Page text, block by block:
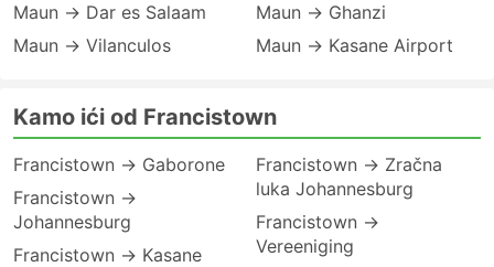
Maun → Dar es Salaam
Maun → Vilanculos
Maun → Ghanzi
Maun → Kasane Airport
Kamo ići od Francistown
Francistown → Gaborone
Francistown →
Johannesburg
Francistown → Kasane
Francistown → Zračna
luka Johannesburg
Francistown →
Vereeniging